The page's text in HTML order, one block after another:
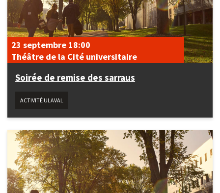
Soirée de remise des sarraus
23 septembre 18:00
Théâtre de la Cité universitaire
ACTIVITÉ ULAVAL